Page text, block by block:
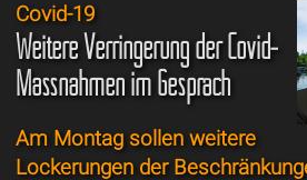
Covid-19
Weitere Verringerung der Covid-
Massnahmen im Gespräch
Am Montag sollen weitere
Lockerungen der